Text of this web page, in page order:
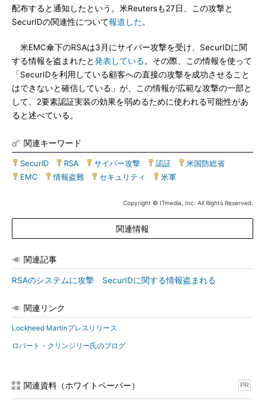
配布すると通知したという。米Reutersも27日、この攻撃と
SecurIDの関連性について報道した。
米EMC傘下のRSAは3月にサイバー攻撃を受け、SecurIDに関
する情報を盗まれたと発表している。その際、この情報を使って
「SecurIDを利用している顧客への直接の攻撃を成功させること
はできないと確信している」が、この情報が広範な攻撃の一部と
して、2要素認証実装の効果を弱めるために使われる可能性があ
ると述べている。
関連キーワード
SecurID RSA サイバー攻撃 認証 米国防総省
EMC
情報盗難 セキュリティ 米軍
Copyright © ITmedia, Inc. All Rights Reserved.
関連情報
関連記事
RSAのシステムに攻撃 SecurIDに関する情報盗まれる
関連リンク
Lockheed Martinプレスリリース
ロバート・クリンジリー氏のブログ
関連資料（ホワイトペーパー） PR